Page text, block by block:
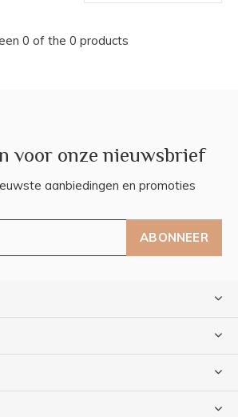
0 of the 0 products
voor onze nieuwsbrief
aanbiedingen en promoties
ABONNEER